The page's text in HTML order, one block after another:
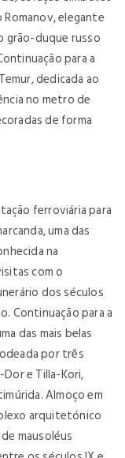
Romanov, elegante
grão-duque russo
para a
dedicada ao
no metro de
de forma
ferroviária para
uma das
na
com o
dos séculos
Continuação para a
das mais belas
por três
e Tilla-Kori,
Almoço em
arquitetónico
mausoléus